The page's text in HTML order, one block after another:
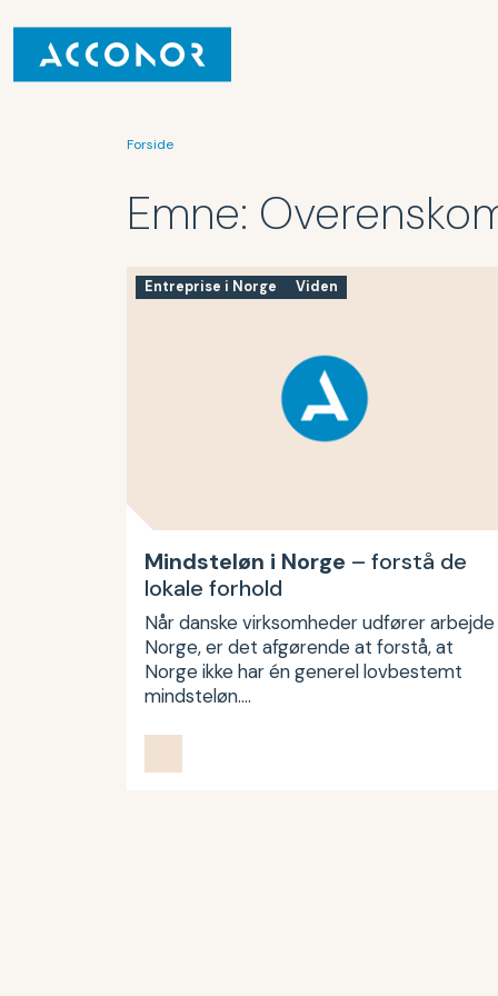
Forside
Emne:
Mindsteløn i Norge – forstå de
lokale forhold
Når danske virksomheder udfører arbejde
Norge, er det afgørende at forstå, at
Norge ikke har én generel lovbestemt
mindsteløn.…
Entreprise i Norge Viden